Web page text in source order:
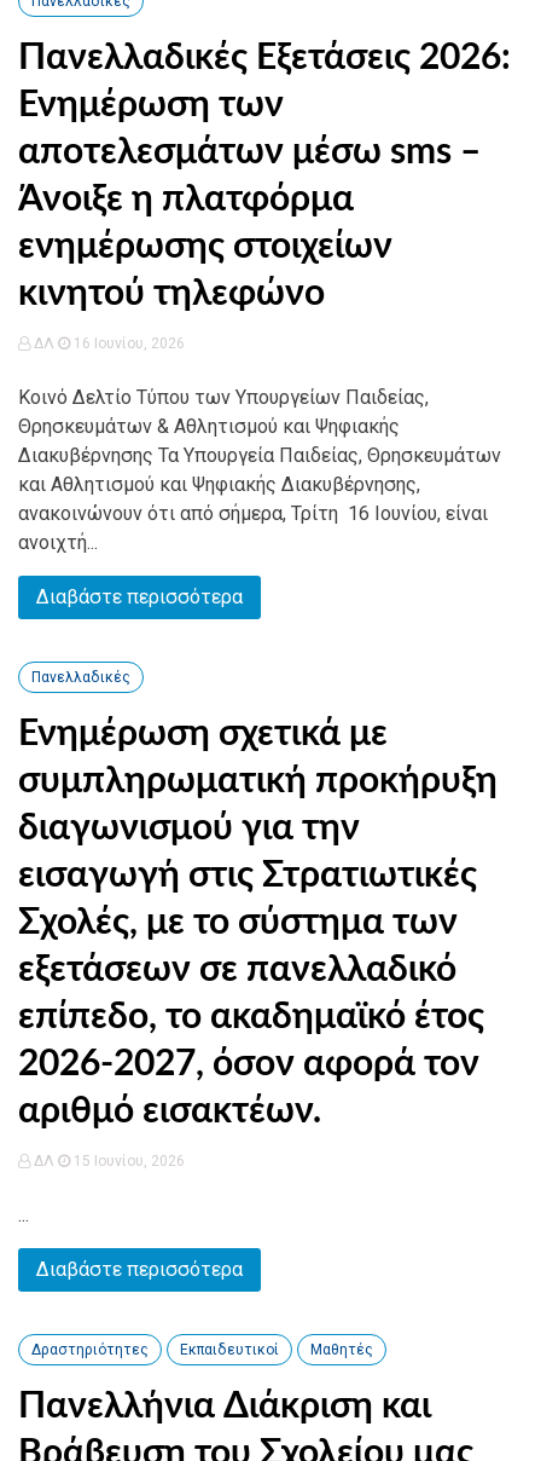
Πανελλαδικές Εξετάσεις 2026:
Ενημέρωση των
αποτελεσμάτων μέσω sms –
Άνοιξε η πλατφόρμα
ενημέρωσης στοιχείων
κινητού τηλεφώνο
ΔΛ 16 Ιουνίου, 2026
Κοινό Δελτίο Τύπου των Υπουργείων Παιδείας,
Θρησκευμάτων & Αθλητισμού και Ψηφιακής
Διακυβέρνησης Τα Υπουργεία Παιδείας, Θρησκευμάτων
και Αθλητισμού και Ψηφιακής Διακυβέρνησης,
ανακοινώνουν ότι από σήμερα, Τρίτη 16 Ιουνίου, είναι
ανοιχτή...
Διαβάστε περισσότερα
Πανελλαδικές
Ενημέρωση σχετικά με
συμπληρωματική προκήρυξη
διαγωνισμού για την
εισαγωγή στις Στρατιωτικές
Σχολές, με το σύστημα των
εξετάσεων σε πανελλαδικό
επίπεδο, το ακαδημαϊκό έτος
2026-2027, όσον αφορά τον
αριθμό εισακτέων.
ΔΛ 15 Ιουνίου, 2026
...
Διαβάστε περισσότερα
Δραστηριότητες Εκπαιδευτικοί Μαθητές
Πανελλήνια Διάκριση και